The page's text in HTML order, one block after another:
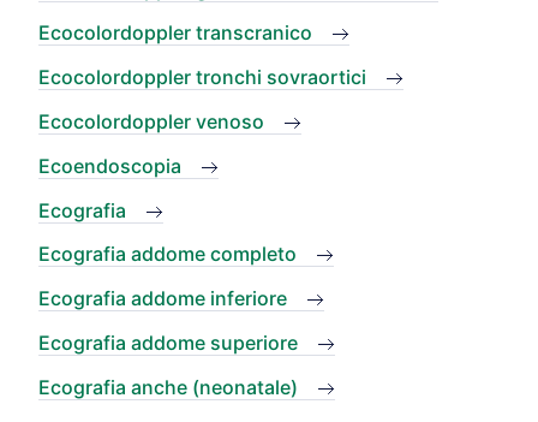
Ecocolordoppler transcranico
Ecocolordoppler tronchi sovraortici
Ecocolordoppler venoso
Ecoendoscopia
Ecografia
Ecografia addome completo
Ecografia addome inferiore
Ecografia addome superiore
Ecografia anche (neonatale)